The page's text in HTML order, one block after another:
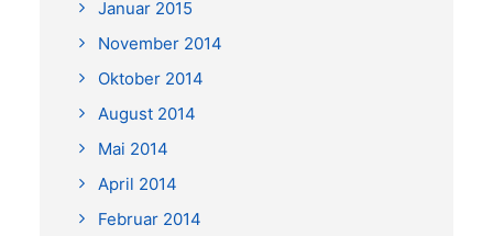
Januar 2015
November 2014
Oktober 2014
August 2014
Mai 2014
April 2014
Februar 2014